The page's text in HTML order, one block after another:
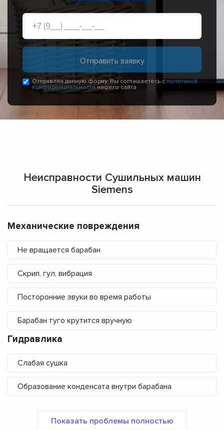
Отправляя данную форму, Вы соглашаетесь с политикой
конфиденциальностинашего сайта
Неисправности Сушильных машин
Siemens
Механические повреждения
Не вращается барабан
Скрип, гул, вибрация
Посторонние звуки во время работы
Барабан туго крутится вручную
Гидравлика
Слабая сушка
Образование конденсата внутри барабана